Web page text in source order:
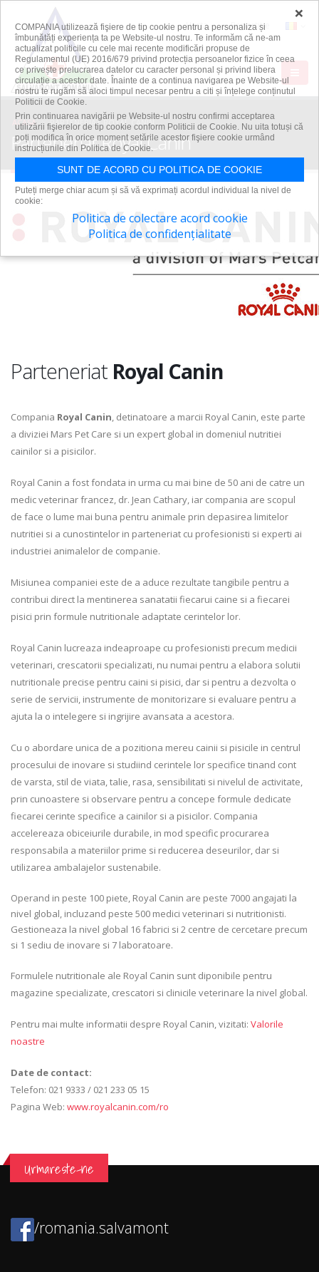
Harta Repartitie
ACASA PARTENERIAT ROYAL CANIN
Parteneriat Royal Canin
Parteneriat Royal Canin
Compania Royal Canin, detinatoare a marcii Royal Canin, este parte
a diviziei Mars Pet Care si un expert global in domeniul nutritiei
cainilor si a pisicilor.
Royal Canin a fost fondata in urma cu mai bine de 50 ani de catre un
medic veterinar francez, dr. Jean Cathary, iar compania are scopul
de face o lume mai buna pentru animale prin depasirea limitelor
nutritiei si a cunostintelor in parteneriat cu profesionisti si experti ai
industriei animalelor de companie.
Misiunea companiei este de a aduce rezultate tangibile pentru a
contribui direct la mentinerea sanatatii fiecarui caine si a fiecarei
pisici prin formule nutritionale adaptate cerintelor lor.
Royal Canin lucreaza indeaproape cu profesionisti precum medicii
veterinari, crescatorii specializati, nu numai pentru a elabora solutii
nutritionale precise pentru caini si pisici, dar si pentru a dezvolta o
serie de servicii, instrumente de monitorizare si evaluare pentru a
ajuta la o intelegere si ingrijire avansata a acestora.
Cu o abordare unica de a pozitiona mereu cainii si pisicile in centrul
procesului de inovare si studiind cerintele lor specifice tinand cont
de varsta, stil de viata, talie, rasa, sensibilitati si nivelul de activitate,
prin cunoastere si observare pentru a concepe formule dedicate
fiecarei cerinte specifice a cainilor si a pisicilor. Compania
accelereaza obiceiurile durabile, in mod specific procurarea
responsabila a materiilor prime si reducerea deseurilor, dar si
utilizarea ambalajelor sustenabile.
Operand in peste 100 piete, Royal Canin are peste 7000 angajati la
nivel global, incluzand peste 500 medici veterinari si nutritionisti.
Gestioneaza la nivel global 16 fabrici si 2 centre de cercetare precum
si 1 sediu de inovare si 7 laboratoare.
Formulele nutritionale ale Royal Canin sunt diponibile pentru
magazine specializate, crescatori si clinicile veterinare la nivel global.
Pentru mai multe informatii despre Royal Canin, vizitati: Valorile
noastre
Date de contact:
Telefon: 021 9333 / 021 233 05 15
Pagina Web: www.royalcanin.com/ro
Urmareste-ne
/romania.salvamont
×
COMPANIA utilizează fişiere de tip cookie pentru a personaliza și
îmbunătăți experiența ta pe Website-ul nostru. Te informăm că ne-am
actualizat politicile cu cele mai recente modificări propuse de
Regulamentul (UE) 2016/679 privind protecția persoanelor fizice în ceea
ce privește prelucrarea datelor cu caracter personal și privind libera
circulație a acestor date. Înainte de a continua navigarea pe Website-ul
nostru te rugăm să aloci timpul necesar pentru a citi și înțelege conținutul
Politicii de Cookie.
Prin continuarea navigării pe Website-ul nostru confirmi acceptarea
utilizării fişierelor de tip cookie conform Politicii de Cookie. Nu uita totuși că
poți modifica în orice moment setările acestor fişiere cookie urmând
instrucțiunile din Politica de Cookie.
SUNT DE ACORD CU POLITICA DE COOKIE
Puteți merge chiar acum și să vă exprimați acordul individual la nivel de
cookie:
Politica de colectare acord cookie
Politica de confidențialitate